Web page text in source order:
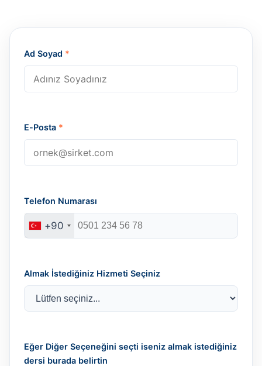
Ad Soyad *
E-Posta *
Telefon Numarası
+90
Almak İstediğiniz Hizmeti Seçiniz
Eğer Diğer Seçeneğini seçti iseniz almak istediğiniz
dersi burada belirtin